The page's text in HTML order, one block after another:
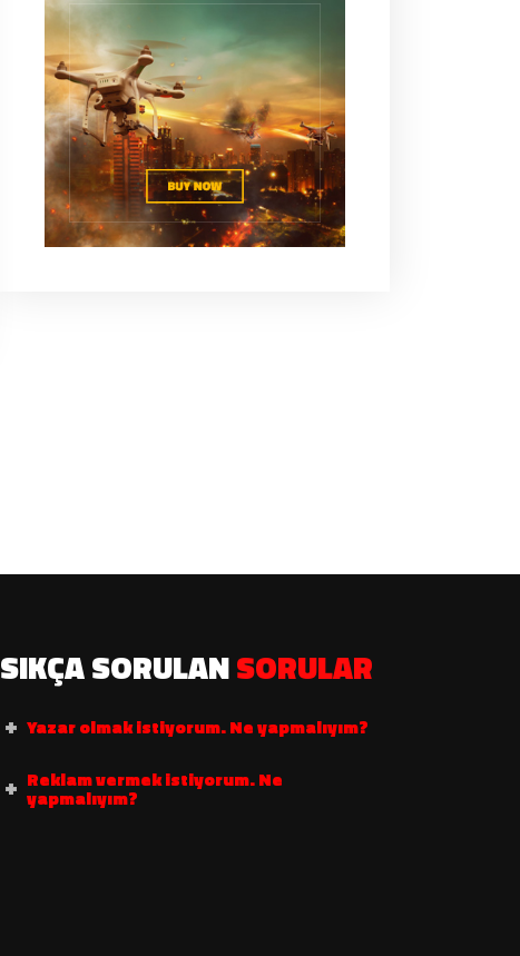
SIKÇA SORULANSORULAR
Yazar olmak istiyorum. Ne yapmalıyım?
Reklam vermek istiyorum. Ne
yapmalıyım?